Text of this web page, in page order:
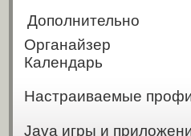
Дополнительно
Органайзер
Календарь
Настраиваемые
Java игры и